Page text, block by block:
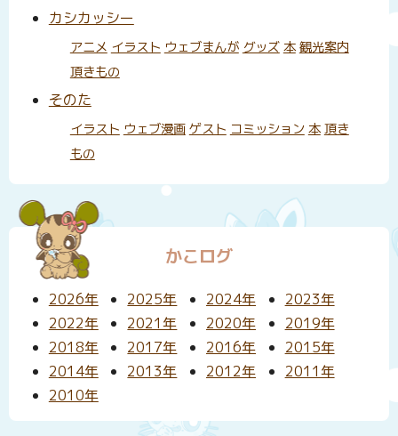
カシカッシー
アニメ イラスト ウェブまんが グッズ 本 観光案内
頂きもの
そのた
イラスト ウェブ漫画 ゲスト コミッション 本 頂き
もの
かこログ
2026年 2025年 2024年
2023年
2022年
2021年 2020年
2019年
2018年
2017年 2016年
2015年
2014年
2013年 2012年
2011年
2010年